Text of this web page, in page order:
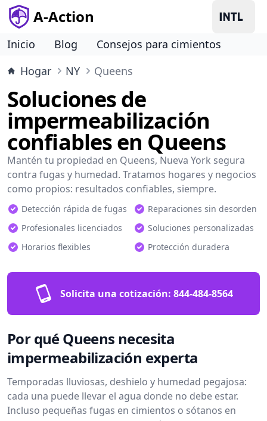
A-Action
Inicio Blog
Consejos para cimientos
Hogar
NY Queens
Soluciones de
impermeabilización
confiables en Queens
Mantén tu propiedad en Queens, Nueva York segura
contra fugas y humedad. Tratamos hogares y negocios
como propios: resultados confiables, siempre.
Detección rápida de fugas
Reparaciones sin desorden
Profesionales licenciados
Soluciones personalizadas
Horarios flexibles
Protección duradera
Solicita una cotización: 844-484-8564
Por qué Queens necesita
impermeabilización experta
Temporadas lluviosas, deshielo y humedad pegajosa:
cada una puede llevar el agua donde no debe estar.
Incluso pequeñas fugas en cimientos o sótanos en